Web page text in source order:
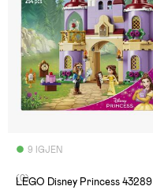
9 IGJEN
(0)
LEGO Disney Princess 43289